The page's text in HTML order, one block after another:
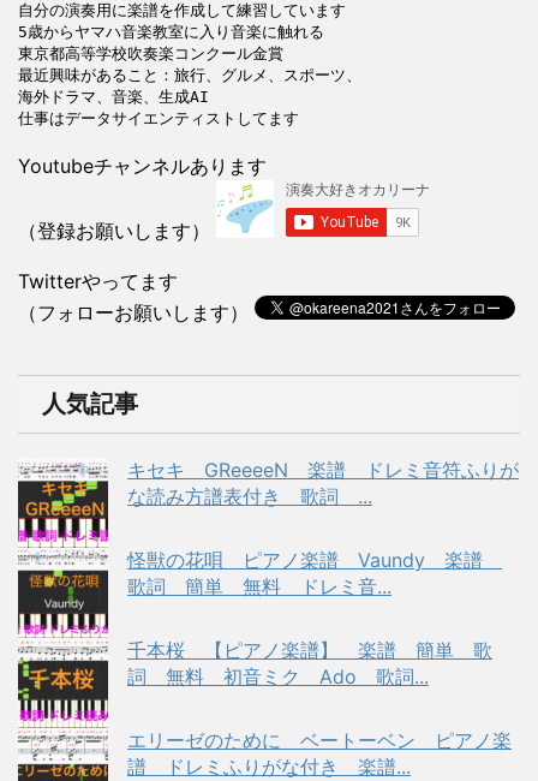
自分の演奏用に楽譜を作成して練習しています
5歳からヤマハ音楽教室に入り音楽に触れる
東京都高等学校吹奏楽コンクール金賞
最近興味があること：旅行、グルメ、スポーツ、
海外ドラマ、音楽、生成AI
Youtubeチャンネルあります
（登録お願いします）
Twitterやってます
（フォローお願いします）
人気記事
キセキ GReeeeN 楽譜 ドレミ音符ふりが
な読み方譜表付き 歌詞 ...
怪獣の花唄 ピアノ楽譜 Vaundy 楽譜
歌詞 簡単 無料 ドレミ音...
千本桜 【ピアノ楽譜】 楽譜 簡単 歌
詞 無料 初音ミク Ado 歌詞...
エリーゼのために ベートーベン ピアノ楽
譜 ドレミふりがな付き 楽譜...